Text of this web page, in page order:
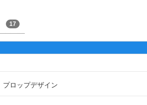
17
プロップデザイン